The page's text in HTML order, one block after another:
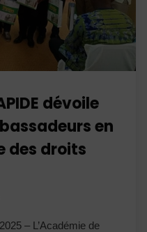
dévoile
en
des droits
– L’Académie de